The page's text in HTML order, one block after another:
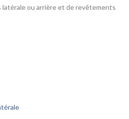
ou arrière et de revêtements